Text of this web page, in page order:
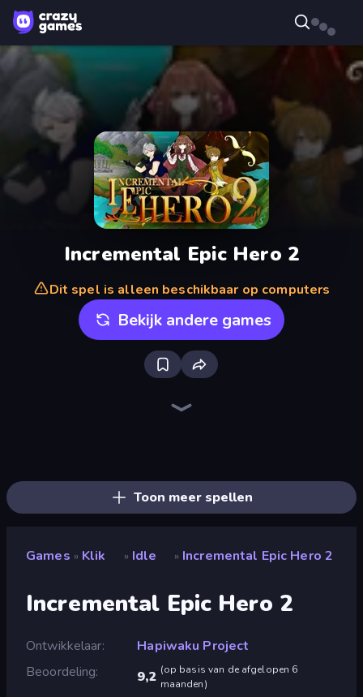
Incremental Epic Hero 2
Dit spel is alleen beschikbaar op computers
Bekijk andere games
Toon meer spellen
Games » Klik » Idle » Incremental Epic Hero 2
Incremental Epic Hero 2
Ontwikkelaar
Hapiwaku Project
Beoordeling
9,2 (op basis van de afgelopen 6
maanden)